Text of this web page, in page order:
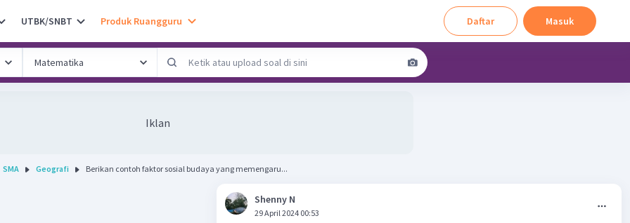
UTBK/SNBT Produk Ruangguru Daftar Masuk
Iklan
SMA Geografi Berikan contoh faktor sosial budaya yang memengaru...
Shenny N
29 April 2024 00:53